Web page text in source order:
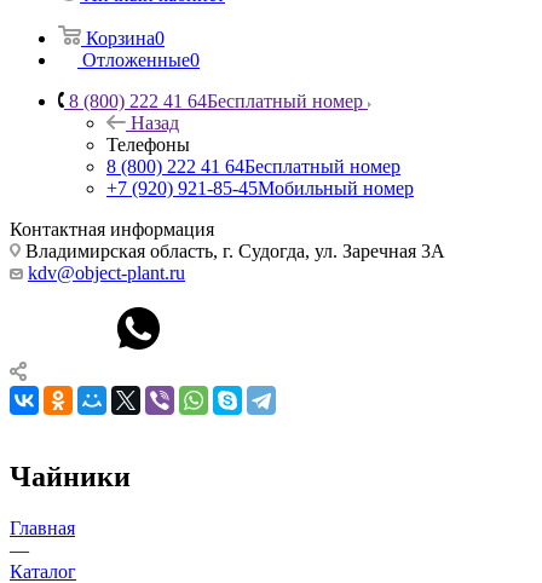
Корзина0
Отложенные0
8 (800) 222 41 64Бесплатный номер
Назад
Телефоны
8 (800) 222 41 64Бесплатный номер
+7 (920) 921-85-45Мобильный номер
Контактная информация
Владимирская область, г. Судогда, ул. Заречная 3А
kdv@object-plant.ru
Чайники
Главная
—
Каталог